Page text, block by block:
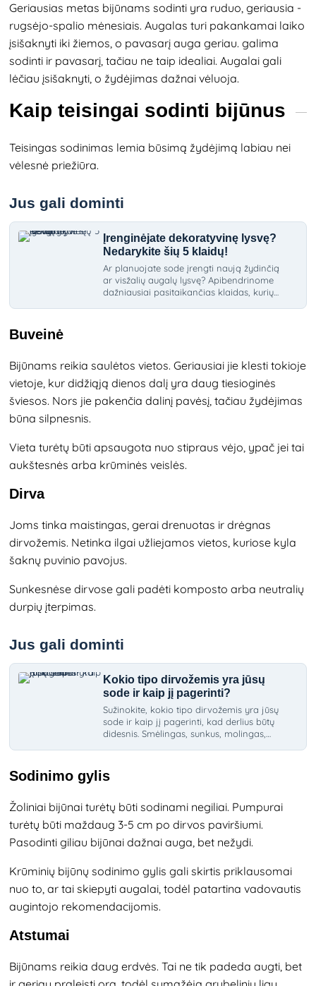
Geriausias metas bijūnams sodinti yra ruduo, geriausia -
rugsėjo-spalio mėnesiais. Augalas turi pakankamai laiko
įsišaknyti iki žiemos, o pavasarį auga geriau. galima
sodinti ir pavasarį, tačiau ne taip idealiai. Augalai gali
lėčiau įsišaknyti, o žydėjimas dažnai vėluoja.
Kaip teisingai sodinti bijūnus
Teisingas sodinimas lemia būsimą žydėjimą labiau nei
vėlesnė priežiūra.
Jus gali dominti
Įrenginėjate dekoratyvinę lysvę?
Nedarykite šių 5 klaidų!
Ar planuojate sode įrengti naują žydinčią
ar visžalių augalų lysvę? Apibendrinome
dažniausiai pasitaikančias klaidas, kurių
Buveinė
Bijūnams reikia saulėtos vietos. Geriausiai jie klesti tokioje
vietoje, kur didžiąją dienos dalį yra daug tiesioginės
šviesos. Nors jie pakenčia dalinį pavėsį, tačiau žydėjimas
būna silpnesnis.
Vieta turėtų būti apsaugota nuo stipraus vėjo, ypač jei tai
aukštesnės arba krūminės veislės.
Dirva
Joms tinka maistingas, gerai drenuotas ir drėgnas
dirvožemis. Netinka ilgai užliejamos vietos, kuriose kyla
šaknų puvinio pavojus.
Sunkesnėse dirvose gali padėti komposto arba neutralių
durpių įterpimas.
Jus gali dominti
Kokio tipo dirvožemis yra jūsų
sode ir kaip jį pagerinti?
Sužinokite, kokio tipo dirvožemis yra jūsų
sode ir kaip jį pagerinti, kad derlius būtų
didesnis. Smėlingas, sunkus, molingas,
Sodinimo gylis
Žoliniai bijūnai turėtų būti sodinami negiliai. Pumpurai
turėtų būti maždaug 3-5 cm po dirvos paviršiumi.
Pasodinti giliau bijūnai dažnai auga, bet nežydi.
Krūminių bijūnų sodinimo gylis gali skirtis priklausomai
nuo to, ar tai skiepyti augalai, todėl patartina vadovautis
augintojo rekomendacijomis.
Atstumai
Bijūnams reikia daug erdvės. Tai ne tik padeda augti, bet